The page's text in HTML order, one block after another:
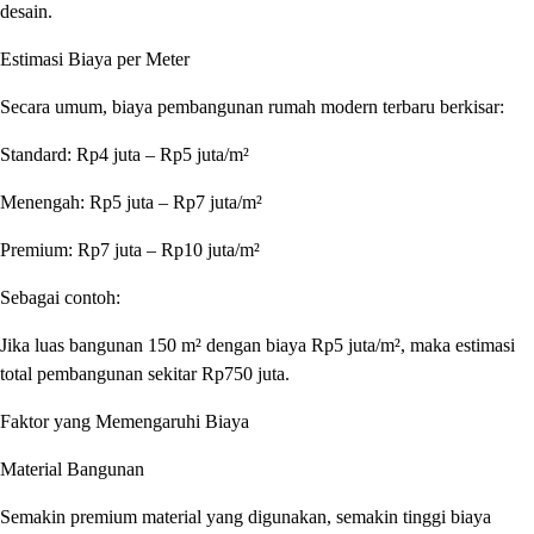
desain.
Estimasi Biaya per Meter
Secara umum, biaya pembangunan rumah modern terbaru berkisar:
Standard: Rp4 juta – Rp5 juta/m²
Menengah: Rp5 juta – Rp7 juta/m²
Premium: Rp7 juta – Rp10 juta/m²
Sebagai contoh:
Jika luas bangunan 150 m² dengan biaya Rp5 juta/m², maka estimasi
total pembangunan sekitar Rp750 juta.
Faktor yang Memengaruhi Biaya
Material Bangunan
Semakin premium material yang digunakan, semakin tinggi biaya